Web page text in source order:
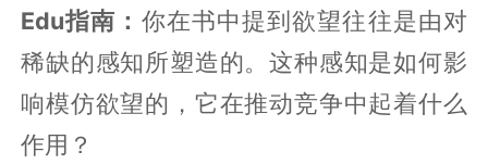
Edu指南： 你在书中提到欲望往往是由对
稀缺的感知所塑造的。这种感知是如何影
响模仿欲望的，它在推动竞争中起着什么
作用？